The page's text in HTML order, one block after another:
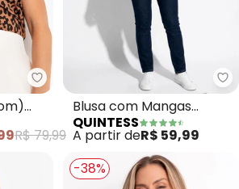
Quintess - Blusa (Onça
R$ 79,99
Blusa com Mangas
Curtas (Marinho)
QUINTESS
A partir deR$ 59,99
-38%